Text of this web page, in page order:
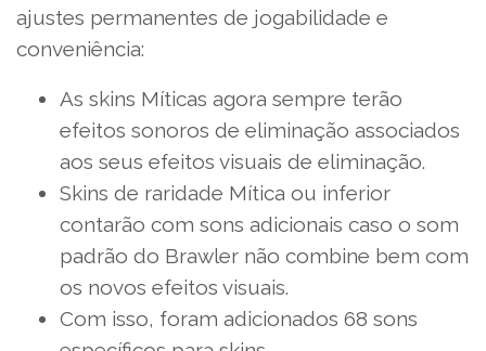
ajustes permanentes de jogabilidade e
conveniência:
As skins Míticas agora sempre terão
efeitos sonoros de eliminação associados
aos seus efeitos visuais de eliminação.
Skins de raridade Mítica ou inferior
contarão com sons adicionais caso o som
padrão do Brawler não combine bem com
os novos efeitos visuais.
Com isso, foram adicionados 68 sons